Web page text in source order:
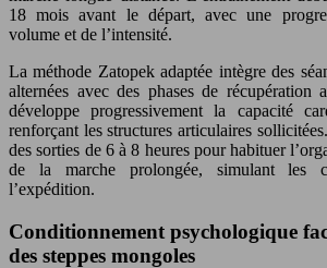
18 mois avant le départ, avec une
volume et de l’intensité.
La méthode Zatopek adaptée intègre des
alternées avec des phases de récupération
développe progressivement la capacité
renforçant les structures articulaires
des sorties de 6 à 8 heures pour habituer
de la marche prolongée, simulant les
l’expédition.
Conditionnement psychologique
des steppes mongoles